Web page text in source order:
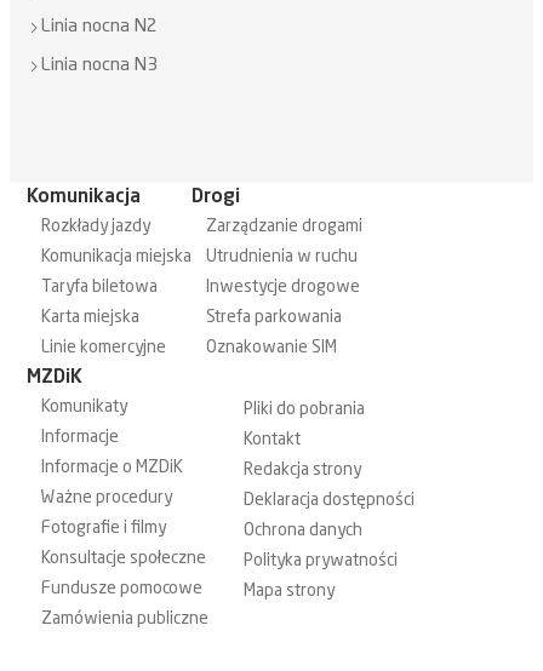
Linia nocna N2
Linia nocna N3
Komunikacja
Rozkłady jazdy
Komunikacja miejska
Taryfa biletowa
Karta miejska
Linie komercyjne
Drogi
Zarządzanie drogami
Utrudnienia w ruchu
Inwestycje drogowe
Strefa parkowania
Oznakowanie SIM
MZDiK
Komunikaty
Informacje
Informacje o MZDiK
Ważne procedury
Fotografie i filmy
Konsultacje społeczne
Fundusze pomocowe
Zamówienia publiczne
Pliki do pobrania
Kontakt
Redakcja strony
Deklaracja dostępności
Ochrona danych
Polityka prywatności
Mapa strony